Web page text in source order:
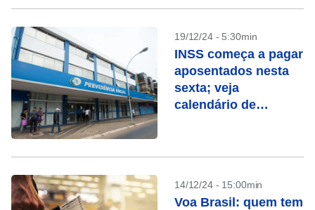
19/12/24 - 5:30min
INSS começa a pagar
aposentados nesta
sexta; veja
calendário de
14/12/24 - 15:00min
Voa Brasil: quem tem